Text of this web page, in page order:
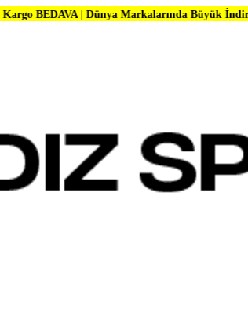
Dünya Markalarında Büyük İndirimler